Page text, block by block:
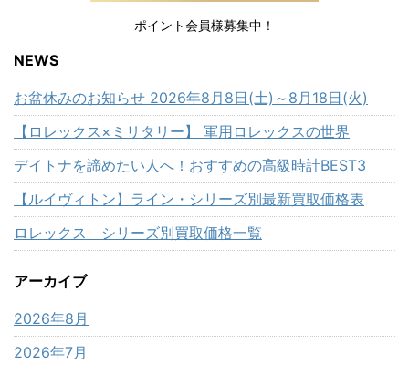
ポイント会員様募集中！
NEWS
お盆休みのお知らせ 2026年8月8日(土)～8月18日(火)
【ロレックス×ミリタリー】 軍用ロレックスの世界
デイトナを諦めたい人へ！おすすめの高級時計BEST3
【ルイヴィトン】ライン・シリーズ別最新買取価格表
ロレックス シリーズ別買取価格一覧
アーカイブ
2026年8月
2026年7月